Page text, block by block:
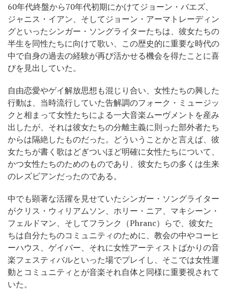
60年代終盤から70年代初期にかけてジョーン・バエズ、
ジャニス・イアン、そしてジョーン・アーマトレーディン
グといったシンガー・ソングライターたちは、彼女たちの
半生を同性たちに向けて歌い、この歴史的に重要な時代の
中で自身の過去の経験が再び活かせる機会を得たことに喜
びを見出していた。
自由恋愛やゲイ解放思想も混じり合い、女性たちの興した
行動は、当時流行していた告解調のフォーク・ミュージッ
クと相まって女性たちによる一大音楽ムーヴメントを産み
出したが、それは彼女たちの分離主義に則った部外者たち
からは隔絶したものだった。どういうことかと言えば、彼
女たちが書く歌はどぎついほど明確に女性たちについて、
かつ女性たちのためのものであり、彼女たちの多くは生来
のレズビアンだったのである。
中でも顕著な活躍を見せていたシンガー・ソングライター
がクリス・ウィリアムソン、ホリー・ニア、マキシーン・
フェルドマン、そしてフランク（Phranc）らで、彼女た
ちは自分たちのコミュニティのために、教会の中やコーヒ
ーハウス、ゲイバー、それに女性アーティストばかりの音
楽フェスティバルといった場でプレイし、そこでは女性運
動とコミュニティとが音楽それ自体と同様に重要視されて
いた。